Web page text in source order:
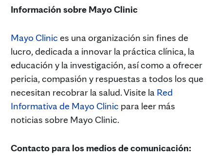
Información sobre Mayo Clinic
Mayo Clinic es una organización sin fines de
lucro, dedicada a innovar la práctica clínica, la
educación y la investigación, así como a ofrecer
pericia, compasión y respuestas a todos los que
necesitan recobrar la salud. Visite la Red
Informativa de Mayo Clinic para leer más
noticias sobre Mayo Clinic.
Contacto para los medios de comunicación: